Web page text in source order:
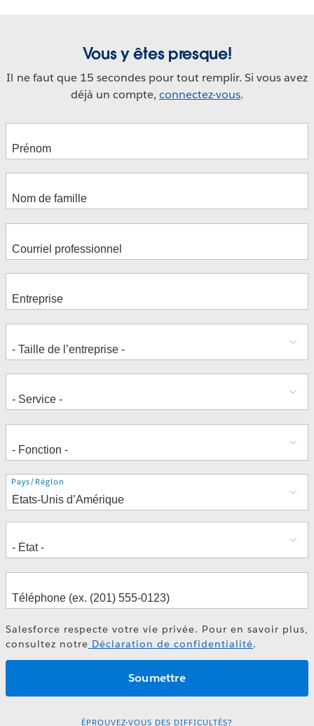
Vous y êtes presque!
Il ne faut que 15 secondes pour tout remplir. Si vous avez
déjà un compte, connectez-vous.
Adresse
Pays/Région
Salesforce respecte votre vie privée. Pour en savoir plus,
consultez notre Déclaration de confidentialité.
ÉPROUVEZ-VOUS DES DIFFICULTÉS?